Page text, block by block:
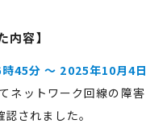
内容】
45分 ～ 2025年10月4
ネットワーク回線の障害
されました。